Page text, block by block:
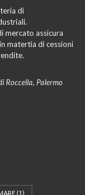
di
mercato assicura
matertia di cessioni
Roccella, Palermo
(1)